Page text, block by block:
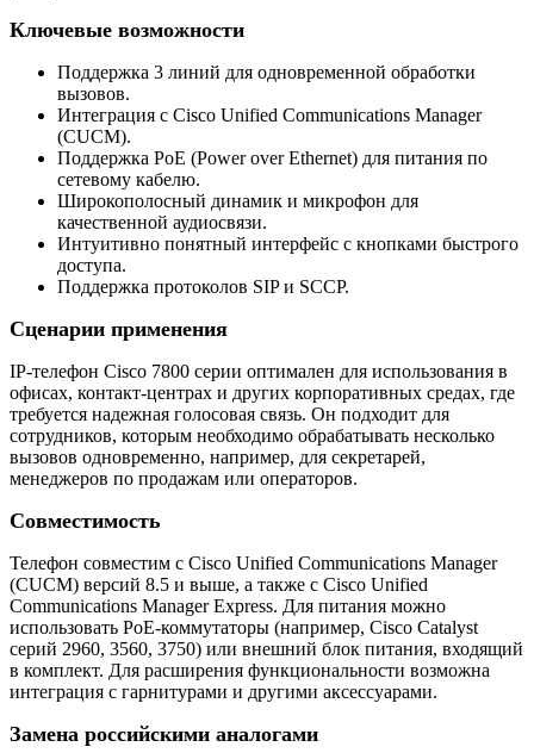
Ключевые возможности
Поддержка 3 линий для одновременной обработки
вызовов.
Интеграция с Cisco Unified Communications Manager
(CUCM).
Поддержка PoE (Power over Ethernet) для питания по
сетевому кабелю.
Широкополосный динамик и микрофон для
качественной аудиосвязи.
Интуитивно понятный интерфейс с кнопками быстрого
доступа.
Поддержка протоколов SIP и SCCP.
Сценарии применения
IP-телефон Cisco 7800 серии оптимален для использования в
офисах, контакт-центрах и других корпоративных средах, где
требуется надежная голосовая связь. Он подходит для
сотрудников, которым необходимо обрабатывать несколько
вызовов одновременно, например, для секретарей,
менеджеров по продажам или операторов.
Совместимость
Телефон совместим с Cisco Unified Communications Manager
(CUCM) версий 8.5 и выше, а также с Cisco Unified
Communications Manager Express. Для питания можно
использовать PoE-коммутаторы (например, Cisco Catalyst
серий 2960, 3560, 3750) или внешний блок питания, входящий
в комплект. Для расширения функциональности возможна
интеграция с гарнитурами и другими аксессуарами.
Замена российскими аналогами